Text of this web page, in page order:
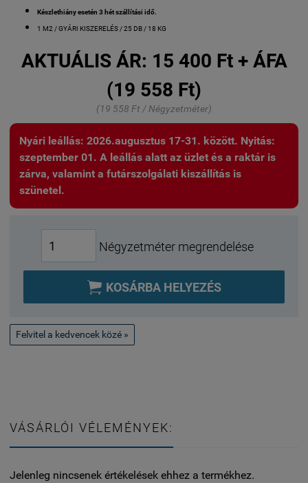
Készlethiány esetén 3 hét szállítási idő.
1 M2 / GYÁRI KISZERELÉS / 25 DB / 18 KG
AKTUÁLIS ÁR: 15 400 Ft + ÁFA
(19 558 Ft)
(19 558 Ft / Négyzetméter)
Nyári leállás: 2026.augusztus 17-31. között. Nyitás:
szeptember 01. A leállás alatt az üzlet és a raktár is
zárva, valamint a futárszolgálati kiszállítás is
szünetel.
Négyzetméter megrendelése
 KOSÁRBA HELYEZÉS
Felvitel a kedvencek közé »
VÁSÁRLÓI VÉLEMÉNYEK:
Jelenleg nincsenek értékelések ehhez a termékhez.